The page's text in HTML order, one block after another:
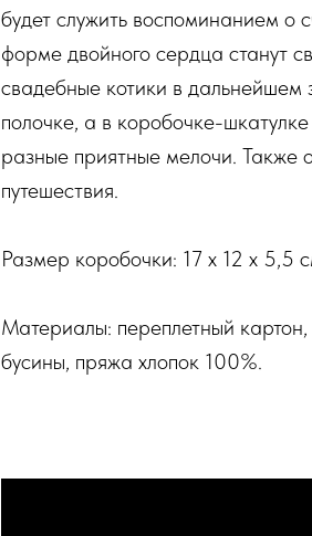
будет служить воспоминанием о
форме двойного сердца станут
свадебные котики в дальнейшем
полочке, а в коробочке-
разные приятные мелочи. Также
путешествия.
Размер коробочки: 17 х 12 х 5,5
Материалы: переплетный
бусины, пряжа хлопок 100%.